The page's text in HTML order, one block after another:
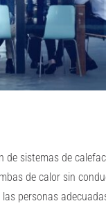
de sistemas de
de calor sin
personas